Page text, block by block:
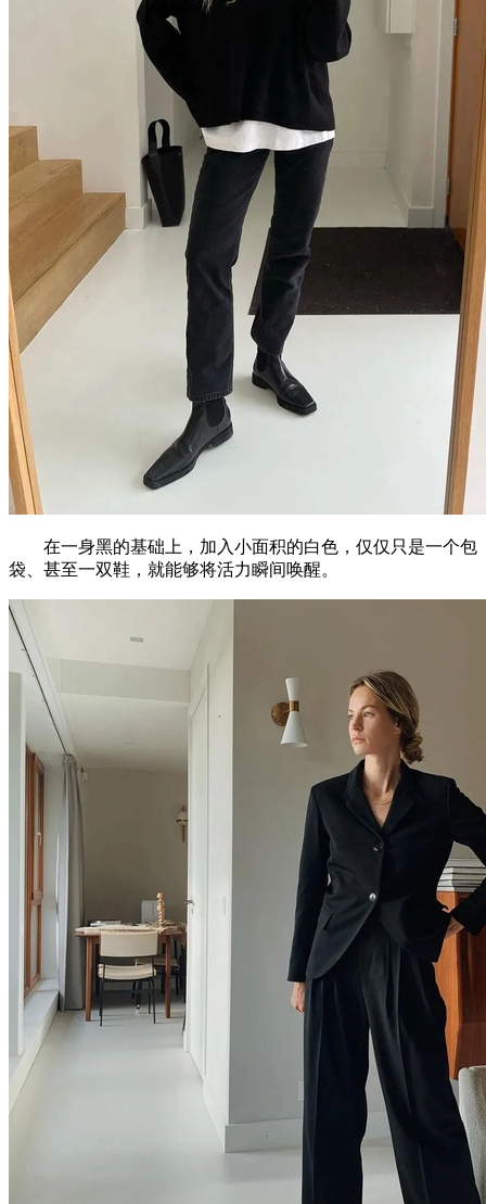
在一身黑的基础上，加入小面积的白色，仅仅只是一个包
袋、甚至一双鞋，就能够将活力瞬间唤醒。